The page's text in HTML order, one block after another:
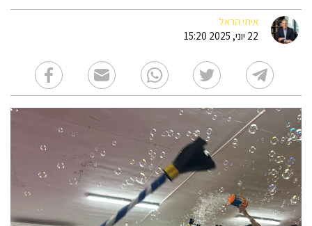
איתי הראל
22 יוני, 2025 15:20